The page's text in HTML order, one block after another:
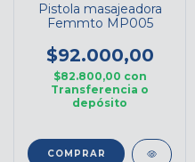
Pistola masajeadora
Femmto MP005
$92.000,00
$82.800,00 con
Transferencia o
depósito